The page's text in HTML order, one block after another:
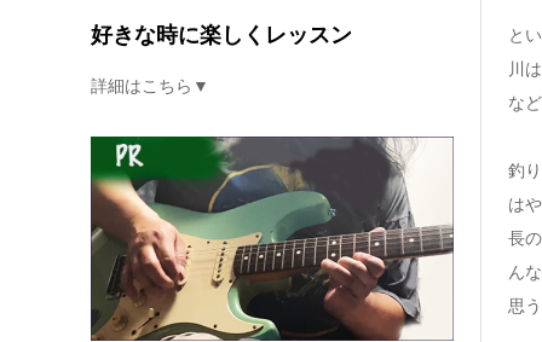
と
川
な
釣
は
長
ん
思
好きな時に楽しくレッスン
詳細はこちら▼